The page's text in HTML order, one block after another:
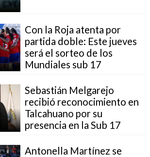
Con la Roja atenta por
partida doble: Este jueves
será el sorteo de los
Mundiales sub 17
Sebastián Melgarejo
recibió reconocimiento en
Talcahuano por su
presencia en la Sub 17
Antonella Martínez se